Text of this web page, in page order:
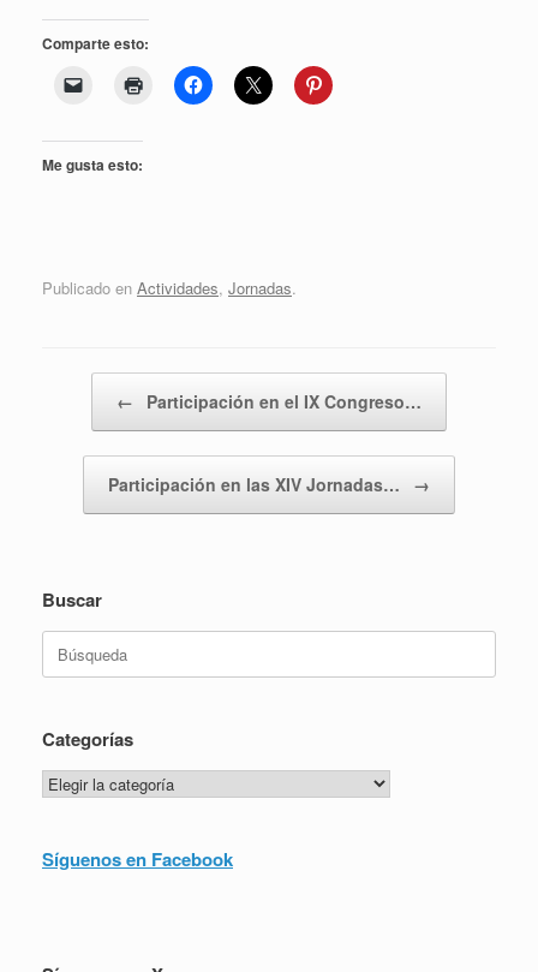
Comparte esto:
Me gusta esto:
Publicado en Actividades, Jornadas.
← Participación en el IX Congreso…
Participación en las XIV Jornadas… →
Buscar
Categorías
Categorías
Síguenos en Facebook